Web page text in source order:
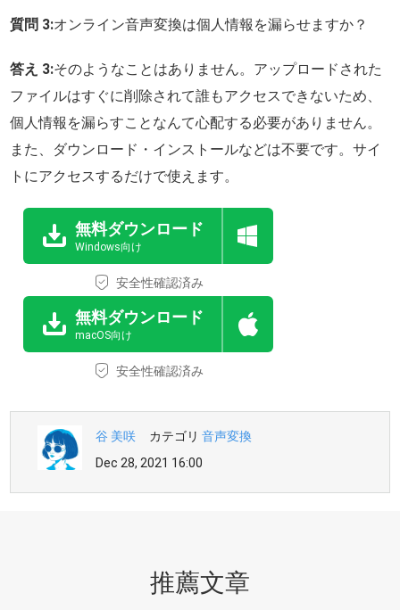
質問 3:オンライン音声変換は個人情報を漏らせますか？
答え 3:そのようなことはありません。アップロードされた
ファイルはすぐに削除されて誰もアクセスできないため、
個人情報を漏らすことなんて心配する必要がありません。
また、ダウンロード・インストールなどは不要です。サイ
トにアクセスするだけで使えます。
無料ダウンロード
Windows向け
安全性確認済み
無料ダウンロード
macOS向け
安全性確認済み
谷 美咲 カテゴリ音声変換
Dec 28, 2021 16:00
推薦文章